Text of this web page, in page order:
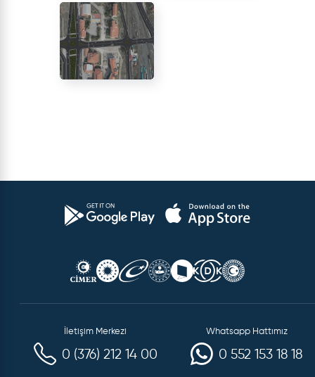
İletişim Merkezi
0 (376) 212 14 00
Whatsapp Hattımız
0 552 153 18 18